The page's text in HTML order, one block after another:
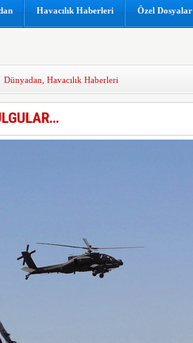
DÜZENLİYOR
ÖZEL UÇAK DÜŞTÜ
VE ARSENAL ORTAKLIĞINI 2033’E
VE KAPADOKYA’NIN RUSYA’DA TANIM
AİT EĞİTİM UÇAĞI KAZA KRIMA UĞRADI
Havacılık Haberleri Özel Dosyalar
Dünyadan Havacılık Haberleri